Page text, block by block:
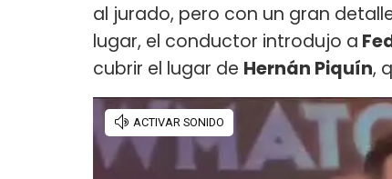
al jurado, pero con un gran
lugar, el conductor introdujo a
cubrir el lugar de Hernán Piquín,